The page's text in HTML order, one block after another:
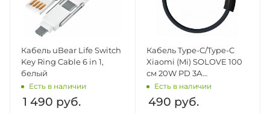
Кабель uBear Life Switch
Key Ring Cable 6 in 1,
белый
Есть в наличии
1 490 руб.
Кабель Type-C/Type-C
Xiaomi (Mi) SOLOVE 100
см 20W PD 3А
нейлоновая оплетка
(DW3 Dark Grey), темно-
серый
Есть в наличии
490 руб.